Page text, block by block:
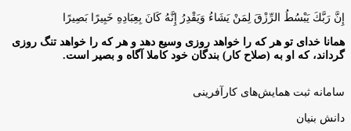
إِنَّ رَبَّكَ يَبْسُطُ الرِّزْقَ لِمَنْ يَشَاءُ وَيَقْدِرُ إِنَّهُ كَانَ بِعِبَادِهِ خَبِيرًا بَصِيرًا
همانا خدای تو هر که را خواهد روزی وسیع دهد و هر که را خواهد تنگ روزی
گرداند، که او به (صلاح کار) بندگان خود کاملا آگاه و بصیر است.
سامانه ثبت همایش‌های کارآفرینی
دانش‌ بنیان‌